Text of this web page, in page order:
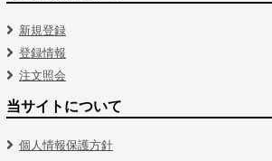
新規登録
登録情報
注文照会
当サイトについて
個人情報保護方針